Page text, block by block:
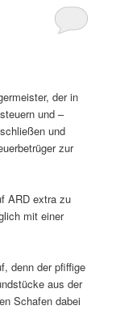
der in
und –
und
zur
ARD extra zu
mit einer
denn der pfiffige
aus der
Schafen dabei